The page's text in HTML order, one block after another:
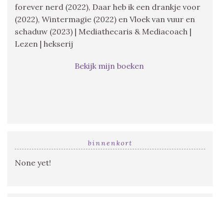
forever nerd (2022), Daar heb ik een drankje voor
(2022), Wintermagie (2022) en Vloek van vuur en
schaduw (2023) | Mediathecaris & Mediacoach |
Lezen | hekserij
Bekijk mijn boeken
binnenkort
None yet!